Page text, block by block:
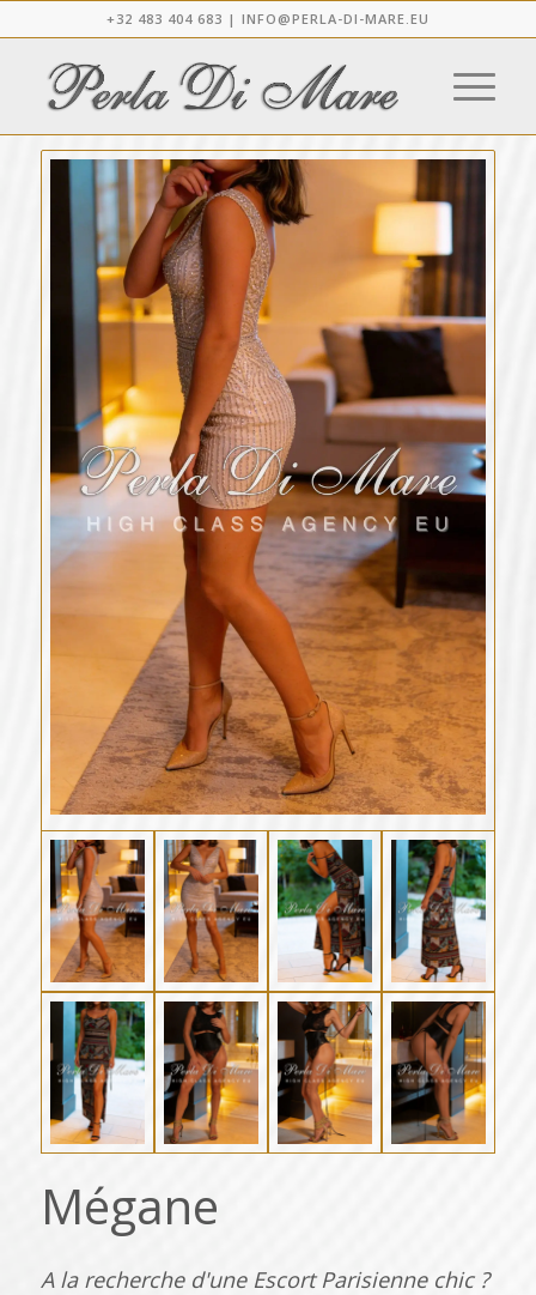
+32 483 404 683 | INFO@PERLA-DI-MARE.EU
Mégane
A la recherche d'une Escort Parisienne chic ?